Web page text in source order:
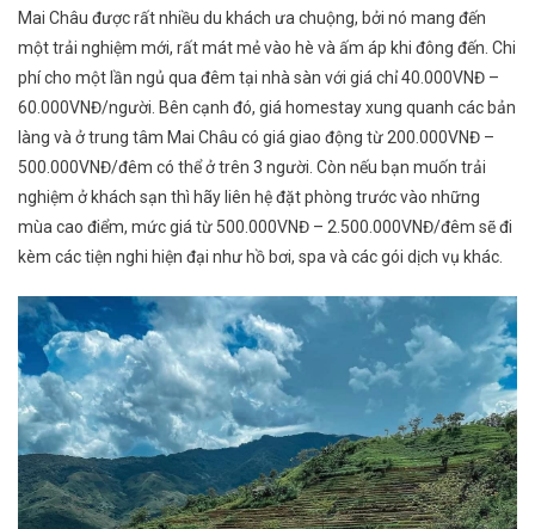
Mai Châu được rất nhiều du khách ưa chuộng, bởi nó mang đến
một trải nghiệm mới, rất mát mẻ vào hè và ấm áp khi đông đến. Chi
phí cho một lần ngủ qua đêm tại nhà sàn với giá chỉ 40.000VNĐ –
60.000VNĐ/người. Bên cạnh đó, giá homestay xung quanh các bản
làng và ở trung tâm Mai Châu có giá giao động từ 200.000VNĐ –
500.000VNĐ/đêm có thể ở trên 3 người. Còn nếu bạn muốn trải
nghiệm ở khách sạn thì hãy liên hệ đặt phòng trước vào những
mùa cao điểm, mức giá từ 500.000VNĐ – 2.500.000VNĐ/đêm sẽ đi
kèm các tiện nghi hiện đại như hồ bơi, spa và các gói dịch vụ khác.